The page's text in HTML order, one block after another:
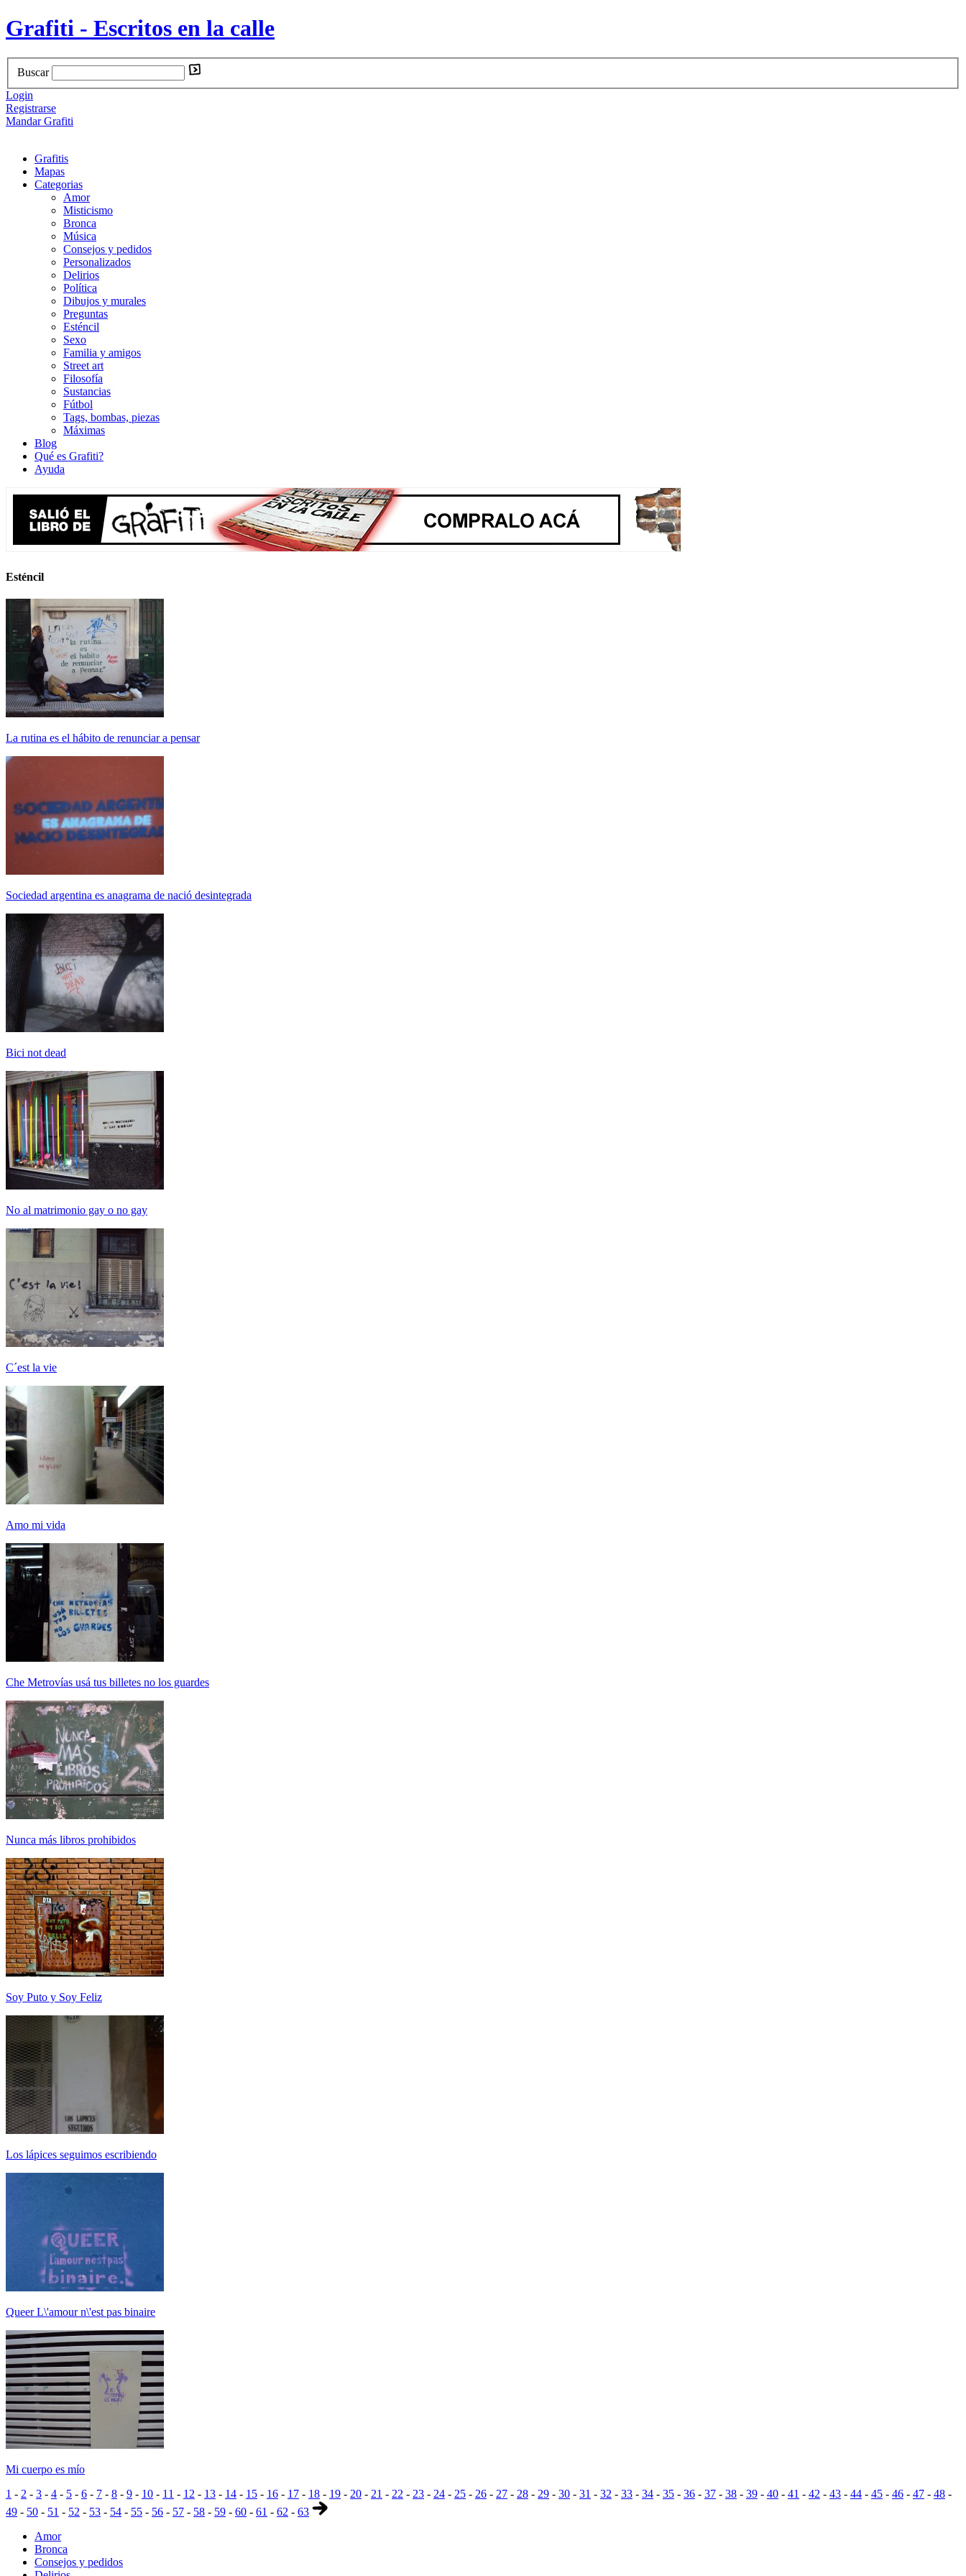
Grafiti - Escritos en la calle
Buscar
Login
Registrarse
Mandar Grafiti
Grafitis
Mapas
Categorias
Amor
Misticismo
Bronca
Música
Consejos y pedidos
Personalizados
Delirios
Política
Dibujos y murales
Preguntas
Esténcil
Sexo
Familia y amigos
Street art
Filosofía
Sustancias
Fútbol
Tags, bombas, piezas
Máximas
Blog
Qué es Grafiti?
Ayuda
Esténcil
La rutina es el hábito de renunciar a pensar
Sociedad argentina es anagrama de nació desintegrada
Bici not dead
No al matrimonio gay o no gay
C´est la vie
Amo mi vida
Che Metrovías usá tus billetes no los guardes
Nunca más libros prohibidos
Soy Puto y Soy Feliz
Los lápices seguimos escribiendo
Queer L\'amour n\'est pas binaire
Mi cuerpo es mío
1 - 2 - 3 - 4 - 5 - 6 - 7 - 8 - 9 - 10 - 11 - 12 - 13 - 14 - 15 - 16 - 17 - 18 - 19 - 20 - 21 - 22 - 23 - 24 - 25 - 26 - 27 - 28 - 29 - 30 - 31 - 32 - 33 - 34 - 35 - 36 - 37 - 38 - 39 - 40 - 41 - 42 - 43 - 44 - 45 - 46 - 47 - 48 -
49 - 50 - 51 - 52 - 53 - 54 - 55 - 56 - 57 - 58 - 59 - 60 - 61 - 62 - 63
Amor
Bronca
Consejos y pedidos